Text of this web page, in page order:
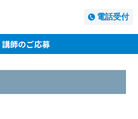
電話受付
講師のご応募